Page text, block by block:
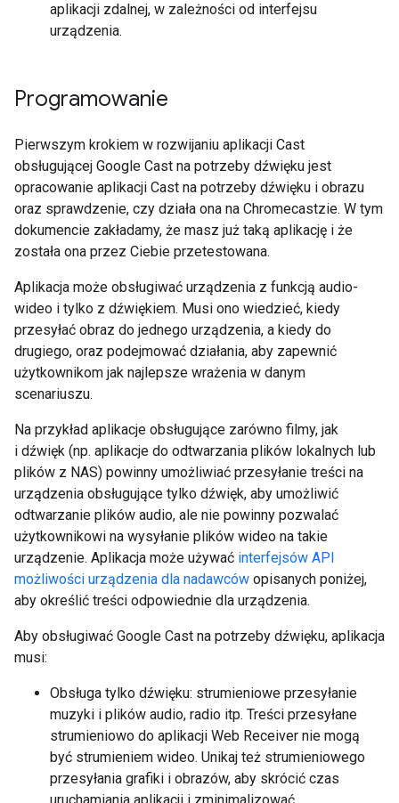
aplikacji zdalnej, w zależności od interfejsu
urządzenia.
Programowanie
Pierwszym krokiem w rozwijaniu aplikacji Cast
obsługującej Google Cast na potrzeby dźwięku jest
opracowanie aplikacji Cast na potrzeby dźwięku i obrazu
oraz sprawdzenie, czy działa ona na Chromecastzie. W tym
dokumencie zakładamy, że masz już taką aplikację i że
została ona przez Ciebie przetestowana.
Aplikacja może obsługiwać urządzenia z funkcją audio-
wideo i tylko z dźwiękiem. Musi ono wiedzieć, kiedy
przesyłać obraz do jednego urządzenia, a kiedy do
drugiego, oraz podejmować działania, aby zapewnić
użytkownikom jak najlepsze wrażenia w danym
scenariuszu.
Na przykład aplikacje obsługujące zarówno filmy, jak
i dźwięk (np. aplikacje do odtwarzania plików lokalnych lub
plików z NAS) powinny umożliwiać przesyłanie treści na
urządzenia obsługujące tylko dźwięk, aby umożliwić
odtwarzanie plików audio, ale nie powinny pozwalać
użytkownikowi na wysyłanie plików wideo na takie
urządzenie. Aplikacja może używać interfejsów API
możliwości urządzenia dla nadawców opisanych poniżej,
aby określić treści odpowiednie dla urządzenia.
Aby obsługiwać Google Cast na potrzeby dźwięku, aplikacja
musi:
Obsługa tylko dźwięku: strumieniowe przesyłanie
muzyki i plików audio, radio itp. Treści przesyłane
strumieniowo do aplikacji Web Receiver nie mogą
być strumieniem wideo. Unikaj też strumieniowego
przesyłania grafiki i obrazów, aby skrócić czas